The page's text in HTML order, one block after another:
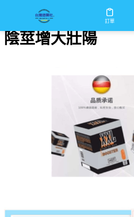
訂單
陰莖增大壯陽
陰莖增大壯陽